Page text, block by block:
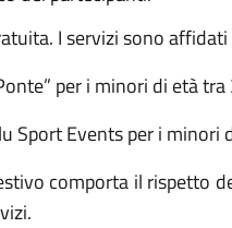
I servizi sono
per i minori di età
Sport Events per i minori
comporta il rispetto